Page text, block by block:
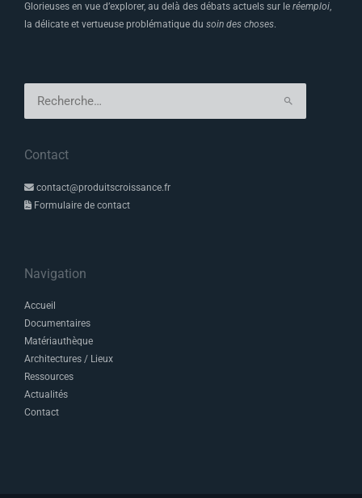
Glorieuses en vue d’explorer, au delà des débats actuels sur le réemploi,
la délicate et vertueuse problématique du soin des choses.
Rechercher :
Contact
contact@produitscroissance.fr
Formulaire de contact
Navigation
Accueil
Documentaires
Matériauthèque
Architectures / Lieux
Ressources
Actualités
Contact